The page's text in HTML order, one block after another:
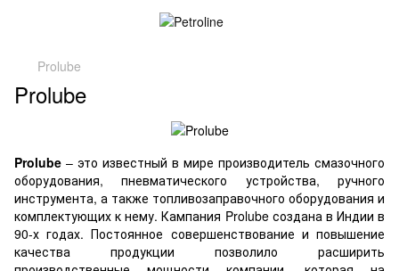
Prolube
Prolube
Prolube – это известный в мире производитель смазочного
оборудования, пневматического устройства, ручного
инструмента, а также топливозаправочного оборудования и
комплектующих к нему. Кампания Prolube создана в Индии в
90-х годах. Постоянное совершенствование и повышение
качества продукции позволило расширить